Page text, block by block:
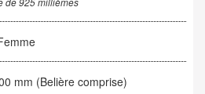
mm (Belière comprise)